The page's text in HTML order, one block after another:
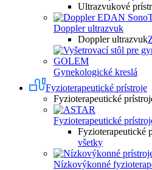
Ultrazvukové
Doppler ultrazvuk
Doppler ultrazvuk
Gynekologické kreslá
Fyzioterapeutické prístroje
Fyzioterapeutické
Fyzioterapeutické
Fyzioterapeutické
všetky
Nízkovýkonné